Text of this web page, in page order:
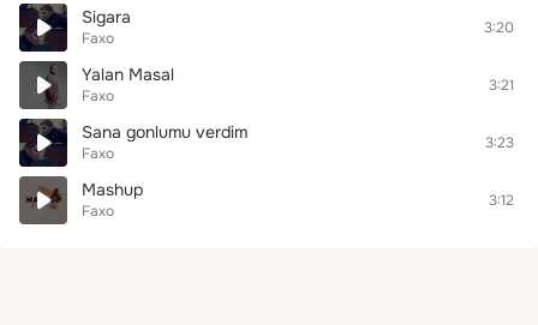
Sigara
Faxo
3:20
Yalan Masal
Faxo
3:21
Sana gonlumu verdim
Faxo
3:23
Mashup
Faxo
3:12